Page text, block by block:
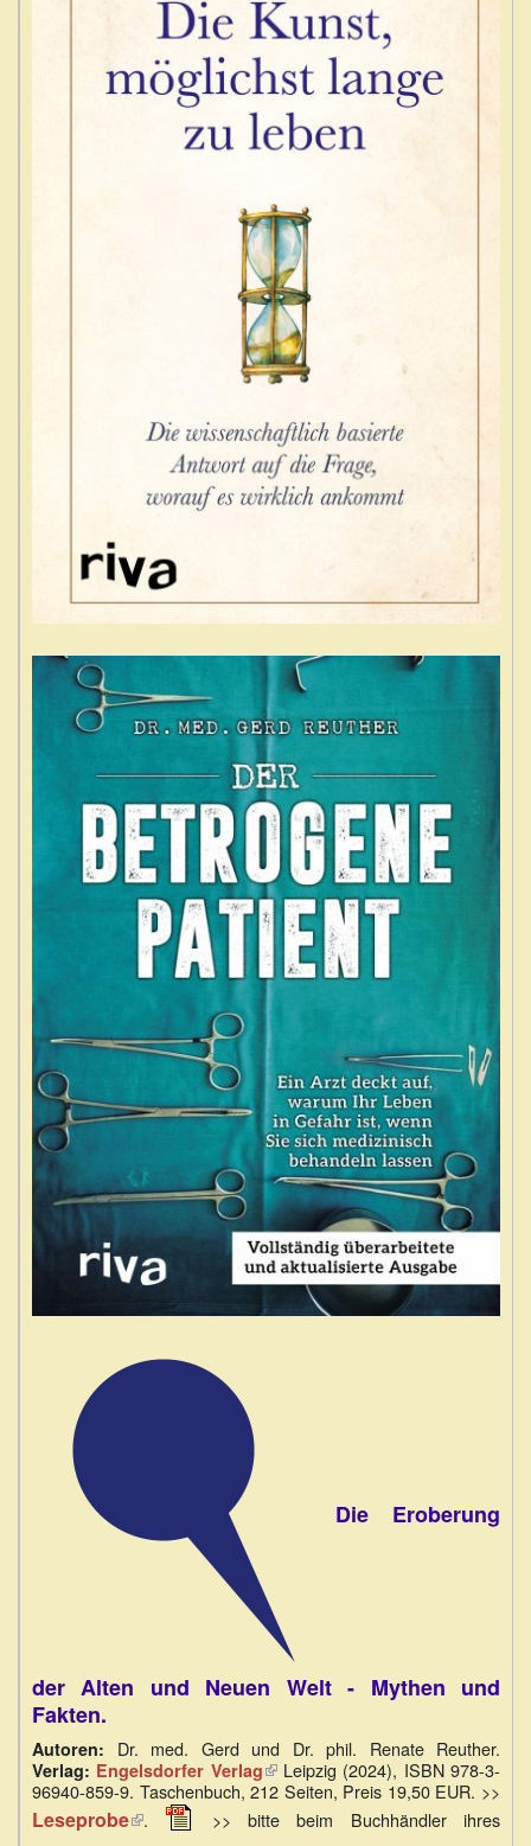
Die Eroberung
der Alten und Neuen Welt - Mythen und
Fakten.
Autoren: Dr. med. Gerd und Dr. phil. Renate Reuther.
Verlag: Engelsdorfer Verlag(Link
ist
extern)
Leipzig (2024), ISBN 978-3-
96940-859-9. Taschenbuch, 212 Seiten, Preis 19,50 EUR. >>
Leseprobe(Link
ist
.
>> bitte beim Buchhändler ihres